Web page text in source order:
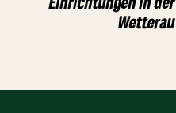
Wetterau